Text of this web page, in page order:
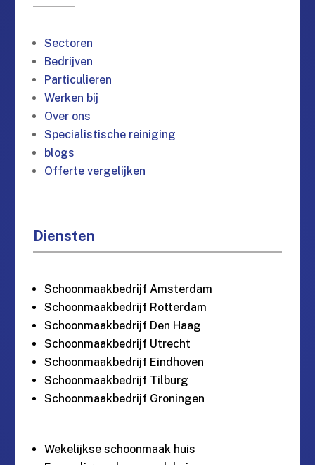
Sectoren
Bedrijven
Particulieren
Werken bij
Over ons
Specialistische reiniging
blogs
Offerte vergelijken
Diensten
Schoonmaakbedrijf Amsterdam
Schoonmaakbedrijf Rotterdam
Schoonmaakbedrijf Den Haag
Schoonmaakbedrijf Utrecht
Schoonmaakbedrijf Eindhoven
Schoonmaakbedrijf Tilburg
Schoonmaakbedrijf Groningen
Wekelijkse schoonmaak huis